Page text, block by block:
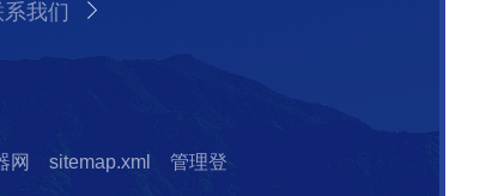
系我们
网 sitemap.xml
管理登